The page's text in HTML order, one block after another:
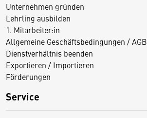
Unternehmen gründen
Lehrling ausbilden
1. Mitarbeiter:in
Allgemeine Geschäftsbedingungen / AGB
Dienstverhältnis beenden
Exportieren / Importieren
Förderungen
Service